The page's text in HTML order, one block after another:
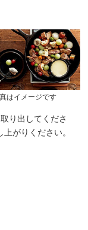
はイメージです
り出してくださ
がりください。